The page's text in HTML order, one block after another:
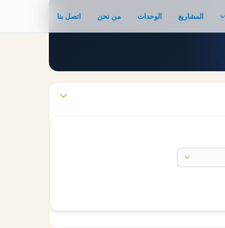
المشاريع الوحدات من نحن اتصل بنا